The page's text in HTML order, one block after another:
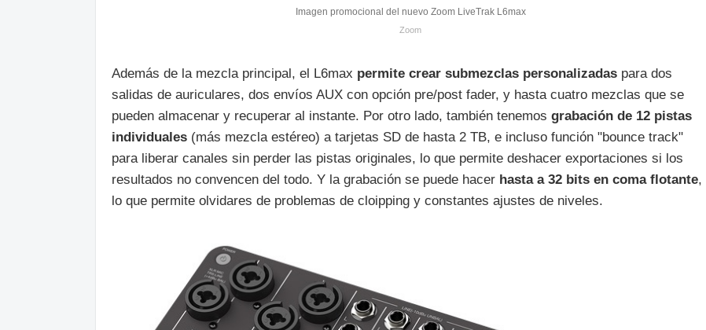
Imagen promocional del nuevo Zoom LiveTrak L6max
Zoom
Además de la mezcla principal, el L6max permite crear submezclas personalizadas para dos
salidas de auriculares, dos envíos AUX con opción pre/post fader, y hasta cuatro mezclas que se
pueden almacenar y recuperar al instante. Por otro lado, también tenemos grabación de 12 pistas
individuales (más mezcla estéreo) a tarjetas SD de hasta 2 TB, e incluso función "bounce track"
para liberar canales sin perder las pistas originales, lo que permite deshacer exportaciones si los
resultados no convencen del todo. Y la grabación se puede hacer hasta a 32 bits en coma flotante,
lo que permite olvidares de problemas de cloipping y constantes ajustes de niveles.